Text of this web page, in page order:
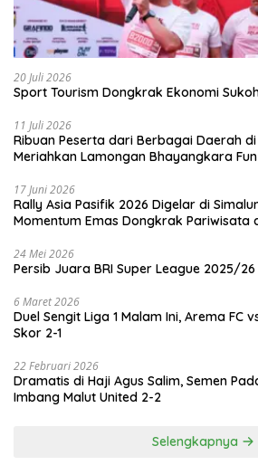
20 Juli 2026
Sport Tourism Dongkrak Ekonomi
11 Juli 2026
Ribuan Peserta dari Berbagai Daerah
Meriahkan Lamongan Bhayangkara
17 Juni 2026
Rally Asia Pasifik 2026 Digelar di
Momentum Emas Dongkrak Pariwisata
24 Mei 2026
Persib Juara BRI Super League 2025/26
6 Maret 2026
Duel Sengit Liga 1 Malam Ini, Arema FC
Skor 2-1
22 Februari 2026
Dramatis di Haji Agus Salim, Semen
Imbang Malut United 2-2
Selengkapnya